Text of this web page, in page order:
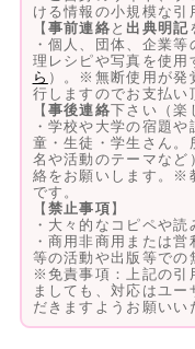
ける情報の小規模な引
【事前連絡と 出典明記
・個人、団体、企業
理レシピや写真を使
ら ）。※無断使用が発
行しますのでお支払い
【事後連絡下さい（楽
・学校や大学の宿題
童・生徒・学生さん。
名や活動のテーマなど
絡をお願いします。※
です。
【禁止事項】
・大々的なコピペや
・商用非商用または
等の活動や出版等での
※免責事項：上記の引
ましても、対応はユ
だきますようお願いい